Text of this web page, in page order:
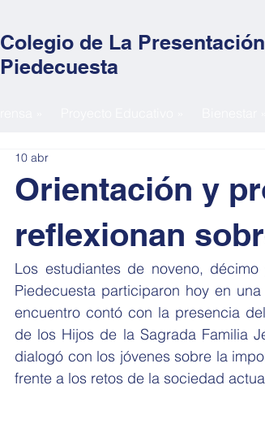
Colegio de La Presentación
Piedecuesta
Orientación y
reflexionan
10 abr
Los estudiantes de noveno,
Piedecuesta participaron hoy en
encuentro contó con la presencia
de los Hijos de la Sagrada Familia
dialogó con los jóvenes sobre la
frente a los retos de la sociedad